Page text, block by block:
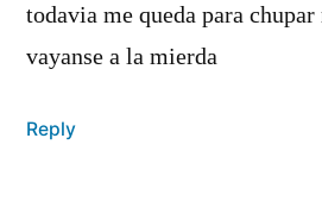
todavia me queda para
vayanse a la mierda
Reply